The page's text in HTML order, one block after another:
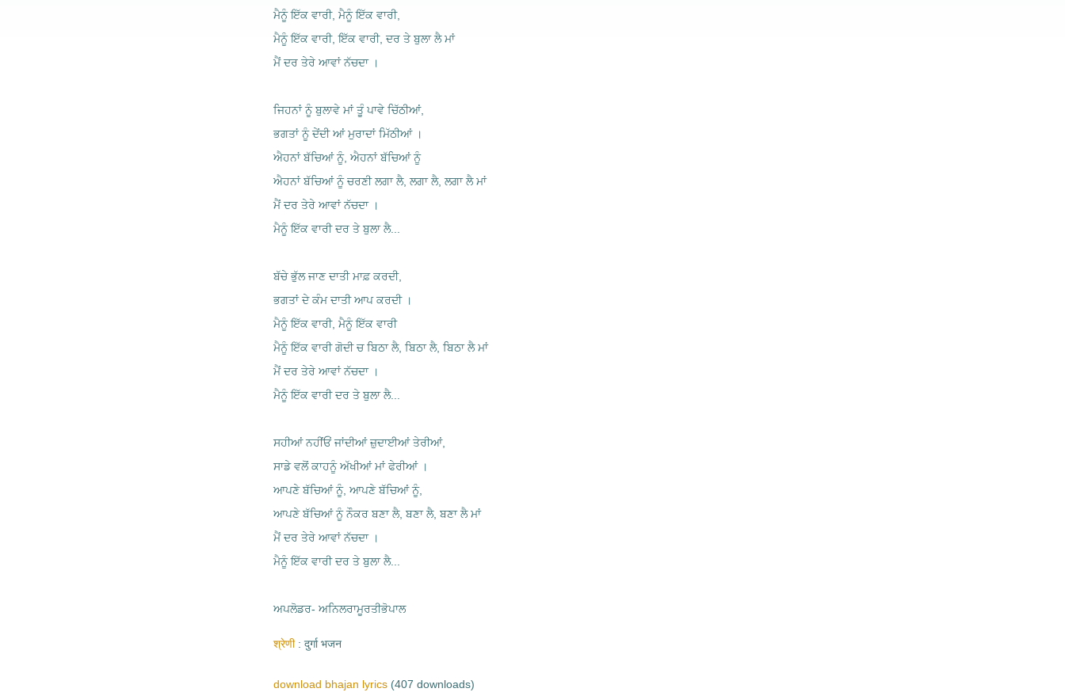
ਮੈਨੂੰ ਇੱਕ ਵਾਰੀ, ਮੈਨੂੰ ਇੱਕ ਵਾਰੀ,
ਮੈਨੂੰ ਇੱਕ ਵਾਰੀ, ਇੱਕ ਵਾਰੀ, ਦਰ ਤੇ ਬੁਲਾ ਲੈ ਮਾਂ
ਮੈਂ ਦਰ ਤੇਰੇ ਆਵਾਂ ਨੱਚਦਾ ।
ਜਿਹਨਾਂ ਨੂੰ ਬੁਲਾਵੇ ਮਾਂ ਤੂੰ ਪਾਵੇ ਚਿੱਠੀਆਂ,
ਭਗਤਾਂ ਨੂੰ ਦੇਂਦੀ ਆਂ ਮੁਰਾਦਾਂ ਮਿੱਠੀਆਂ ।
ਐਹਨਾਂ ਬੱਚਿਆਂ ਨੂੰ, ਐਹਨਾਂ ਬੱਚਿਆਂ ਨੂੰ
ਐਹਨਾਂ ਬੱਚਿਆਂ ਨੂੰ ਚਰਣੀ ਲਗਾ ਲੈ, ਲਗਾ ਲੈ, ਲਗਾ ਲੈ ਮਾਂ
ਮੈਂ ਦਰ ਤੇਰੇ ਆਵਾਂ ਨੱਚਦਾ ।
ਮੈਨੂੰ ਇੱਕ ਵਾਰੀ ਦਰ ਤੇ ਬੁਲਾ ਲੈ...
ਬੱਚੇ ਭੁੱਲ ਜਾਣ ਦਾਤੀ ਮਾਫ਼ ਕਰਦੀ,
ਭਗਤਾਂ ਦੇ ਕੰਮ ਦਾਤੀ ਆਪ ਕਰਦੀ ।
ਮੈਨੂੰ ਇੱਕ ਵਾਰੀ, ਮੈਨੂੰ ਇੱਕ ਵਾਰੀ
ਮੈਨੂੰ ਇੱਕ ਵਾਰੀ ਗੋਦੀ ਚ ਬਿਠਾ ਲੈ, ਬਿਠਾ ਲੈ, ਬਿਠਾ ਲੈ ਮਾਂ
ਮੈਂ ਦਰ ਤੇਰੇ ਆਵਾਂ ਨੱਚਦਾ ।
ਮੈਨੂੰ ਇੱਕ ਵਾਰੀ ਦਰ ਤੇ ਬੁਲਾ ਲੈ...
ਸਹੀਆਂ ਨਹੀਂਓਂ ਜਾਂਦੀਆਂ ਜ਼ੁਦਾਈਆਂ ਤੇਰੀਆਂ,
ਸਾਡੇ ਵਲੋਂ ਕਾਹਨੂੰ ਅੱਖੀਆਂ ਮਾਂ ਫੇਰੀਆਂ ।
ਆਪਣੇ ਬੱਚਿਆਂ ਨੂੰ, ਆਪਣੇ ਬੱਚਿਆਂ ਨੂੰ,
ਆਪਣੇ ਬੱਚਿਆਂ ਨੂੰ ਨੌਕਰ ਬਣਾ ਲੈ, ਬਣਾ ਲੈ, ਬਣਾ ਲੈ ਮਾਂ
ਮੈਂ ਦਰ ਤੇਰੇ ਆਵਾਂ ਨੱਚਦਾ ।
ਮੈਨੂੰ ਇੱਕ ਵਾਰੀ ਦਰ ਤੇ ਬੁਲਾ ਲੈ...
ਅਪਲੋਡਰ- ਅਨਿਲਰਾਮੂਰਤੀਭੋਪਾਲ
श्रेणी दुर्गा भजन
download bhajan lyrics (407 downloads)